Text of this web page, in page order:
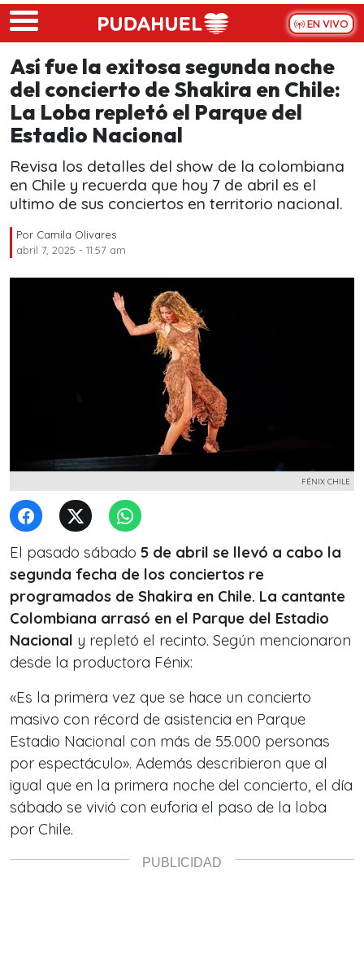
Skip to main content
EN VIVO
Así fue la exitosa segunda noche
del concierto de Shakira en Chile:
La Loba repletó el Parque del
Estadio Nacional
Revisa los detalles del show de la colombiana
en Chile y recuerda que hoy 7 de abril es el
ultimo de sus conciertos en territorio nacional.
Por Camila Olivares
abril 7, 2025 - 11:57 am
FÉNIX CHILE
El pasado sábado 5 de abril se llevó a cabo la
segunda fecha de los conciertos re
programados de Shakira en Chile. La cantante
Colombiana arrasó en el Parque del Estadio
Nacional y repletó el recinto. Según mencionaron
desde la productora Fénix:
«Es la primera vez que se hace un concierto
masivo con récord de asistencia en Parque
Estadio Nacional con más de 55.000 personas
por espectáculo». Además describieron que al
igual que en la primera noche del concierto, el día
sábado se vivió con euforia el paso de la loba
por Chile.